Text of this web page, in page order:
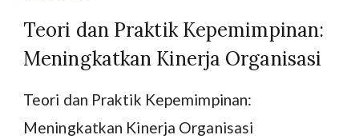
Teori dan Praktik Kepemimpinan:
Meningkatkan Kinerja Organisasi
Teori dan Praktik Kepemimpinan:
Meningkatkan Kinerja Organisasi